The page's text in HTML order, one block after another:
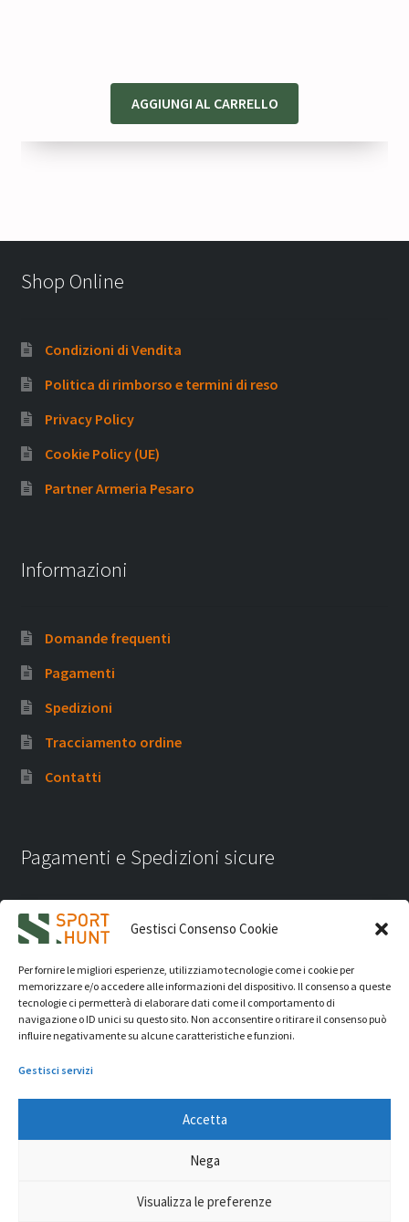
Gestisci Consenso Cookie
Per fornire le migliori esperienze, utilizziamo tecnologie come i cookie per
memorizzare e/o accedere alle informazioni del dispositivo. Il consenso a queste
tecnologie ci permetterà di elaborare dati come il comportamento di
navigazione o ID unici su questo sito. Non acconsentire o ritirare il consenso può
influire negativamente su alcune caratteristiche e funzioni.
Gestisci servizi
Accetta
Nega
Visualizza le preferenze
AGGIUNGI AL CARRELLO
Shop Online
Condizioni di Vendita
Politica di rimborso e termini di reso
Privacy Policy
Cookie Policy (UE)
Partner Armeria Pesaro
Informazioni
Domande frequenti
Pagamenti
Spedizioni
Tracciamento ordine
Contatti
Pagamenti e Spedizioni sicure
iVision Communication S.r.l.- P.Iva 04233830407 - REA: RN
331582 Copyright 2026. Tutti i diritti riservati.